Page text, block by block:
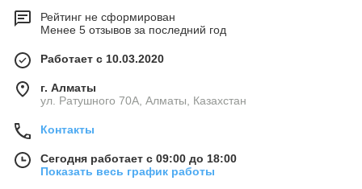
Рейтинг не сформирован
Менее 5 отзывов за последний год
Работает с 10.03.2020
г. Алматы
ул. Ратушного 70А, Алматы, Казахстан
Контакты
Сегодня работает с 09:00 до 18:00
Показать весь график работы